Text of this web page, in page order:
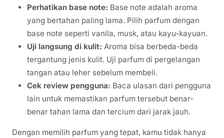
Perhatikan base note: Base note adalah aroma
yang bertahan paling lama. Pilih parfum dengan
base note seperti vanila, musk, atau kayu-kayuan.
Uji langsung di kulit: Aroma bisa berbeda-beda
tergantung jenis kulit. Uji parfum di pergelangan
tangan atau leher sebelum membeli.
Cek review pengguna: Baca ulasan dari pengguna
lain untuk memastikan parfum tersebut benar-
benar tahan lama dan tercium dari jarak jauh.
Dengan memilih parfum yang tepat, kamu tidak hanya